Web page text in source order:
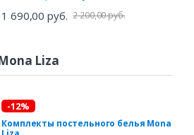
1 690,00 руб. 2 200,00 руб.
Liza
-12%
Комплекты постельного белья Mona